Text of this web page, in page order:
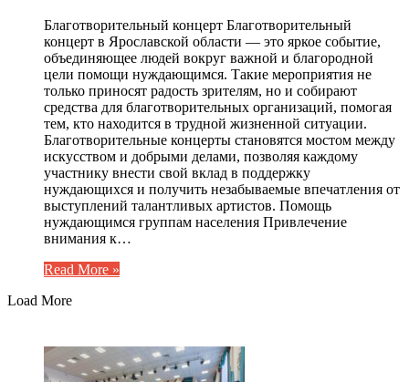
Благотворительный концерт Благотворительный
концерт в Ярославской области — это яркое событие,
объединяющее людей вокруг важной и благородной
цели помощи нуждающимся. Такие мероприятия не
только приносят радость зрителям, но и собирают
средства для благотворительных организаций, помогая
тем, кто находится в трудной жизненной ситуации.
Благотворительные концерты становятся мостом между
искусством и добрыми делами, позволяя каждому
участнику внести свой вклад в поддержку
нуждающихся и получить незабываемые впечатления от
выступлений талантливых артистов. Помощь
нуждающимся группам населения Привлечение
внимания к…
Read More »
Load More